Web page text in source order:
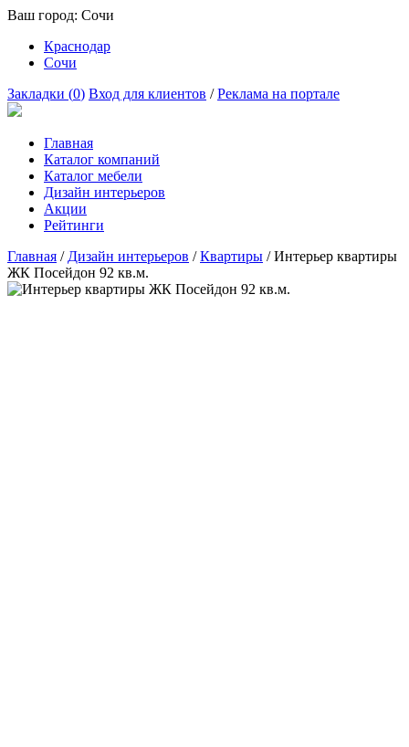
Ваш город: Сочи
Краснодар
Сочи
Закладки (0) Вход для клиентов /Реклама на портале
Главная
Каталог компаний
Каталог мебели
Дизайн интерьеров
Акции
Рейтинги
Главная / Дизайн интерьеров /Квартиры /Интерьер квартиры
ЖК Посейдон 92 кв.м.